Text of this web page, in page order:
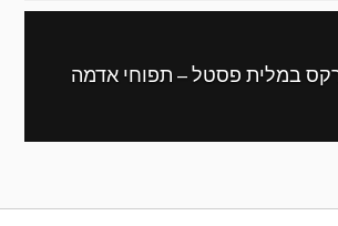
במלית פסטל – תפוחי אדמה